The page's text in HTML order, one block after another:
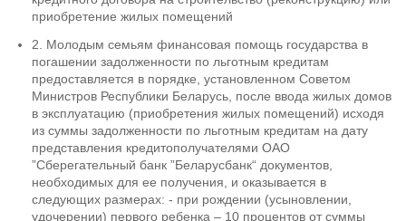
приобретение жилых помещений
2. Молодым семьям финансовая помощь государства в
погашении задолженности по льготным кредитам
предоставляется в порядке, установленном Советом
Министров Республики Беларусь, после ввода жилых домов
в эксплуатацию (приобретения жилых помещений) исходя
из суммы задолженности по льготным кредитам на дату
представления кредитополучателями ОАО
”Сберегательный банк ”Беларусбанк“ документов,
необходимых для ее получения, и оказывается в
следующих размерах: - при рождении (усыновлении,
удочерении) первого ребенка – 10 процентов от суммы